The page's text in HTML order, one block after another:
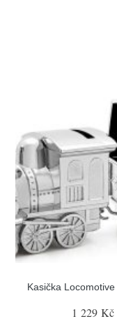
Kasička
1 229 Kč